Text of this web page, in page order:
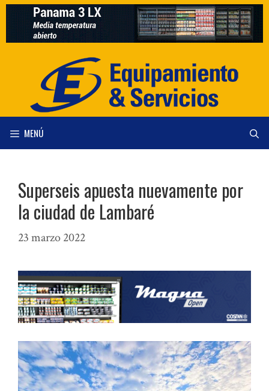
Saltar
contenido
MENÚ
Superseis apuesta nuevamente por
la ciudad de Lambaré
23 marzo 2022